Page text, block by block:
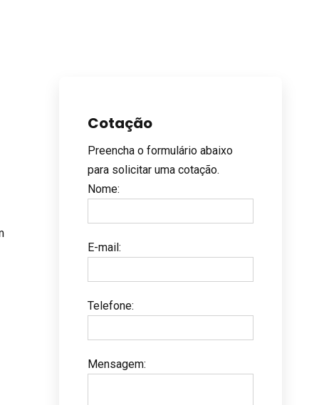
Cotação
Preencha o formulário abaixo
para solicitar uma cotação.
Nome:
E-mail:
Telefone:
Mensagem: